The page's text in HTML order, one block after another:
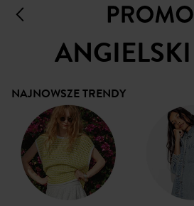
NAJNOWSZE TRENDY